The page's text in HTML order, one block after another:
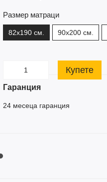
Размер матраци
82х190 см. 90x200 см.
Купете
Гаранция
24 месеца гаранция